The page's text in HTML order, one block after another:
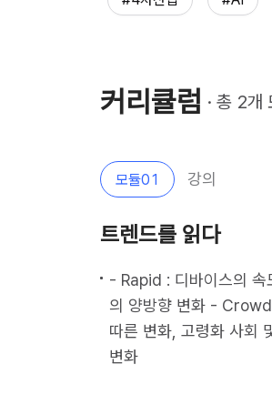
커리큘럼 · 총 2개
모듈01 강의
트렌드를 읽다
- Rapid : 디바이스의
의 양방향 변화 - Crowd
따른 변화, 고령화 사회
변화                                                                                                   